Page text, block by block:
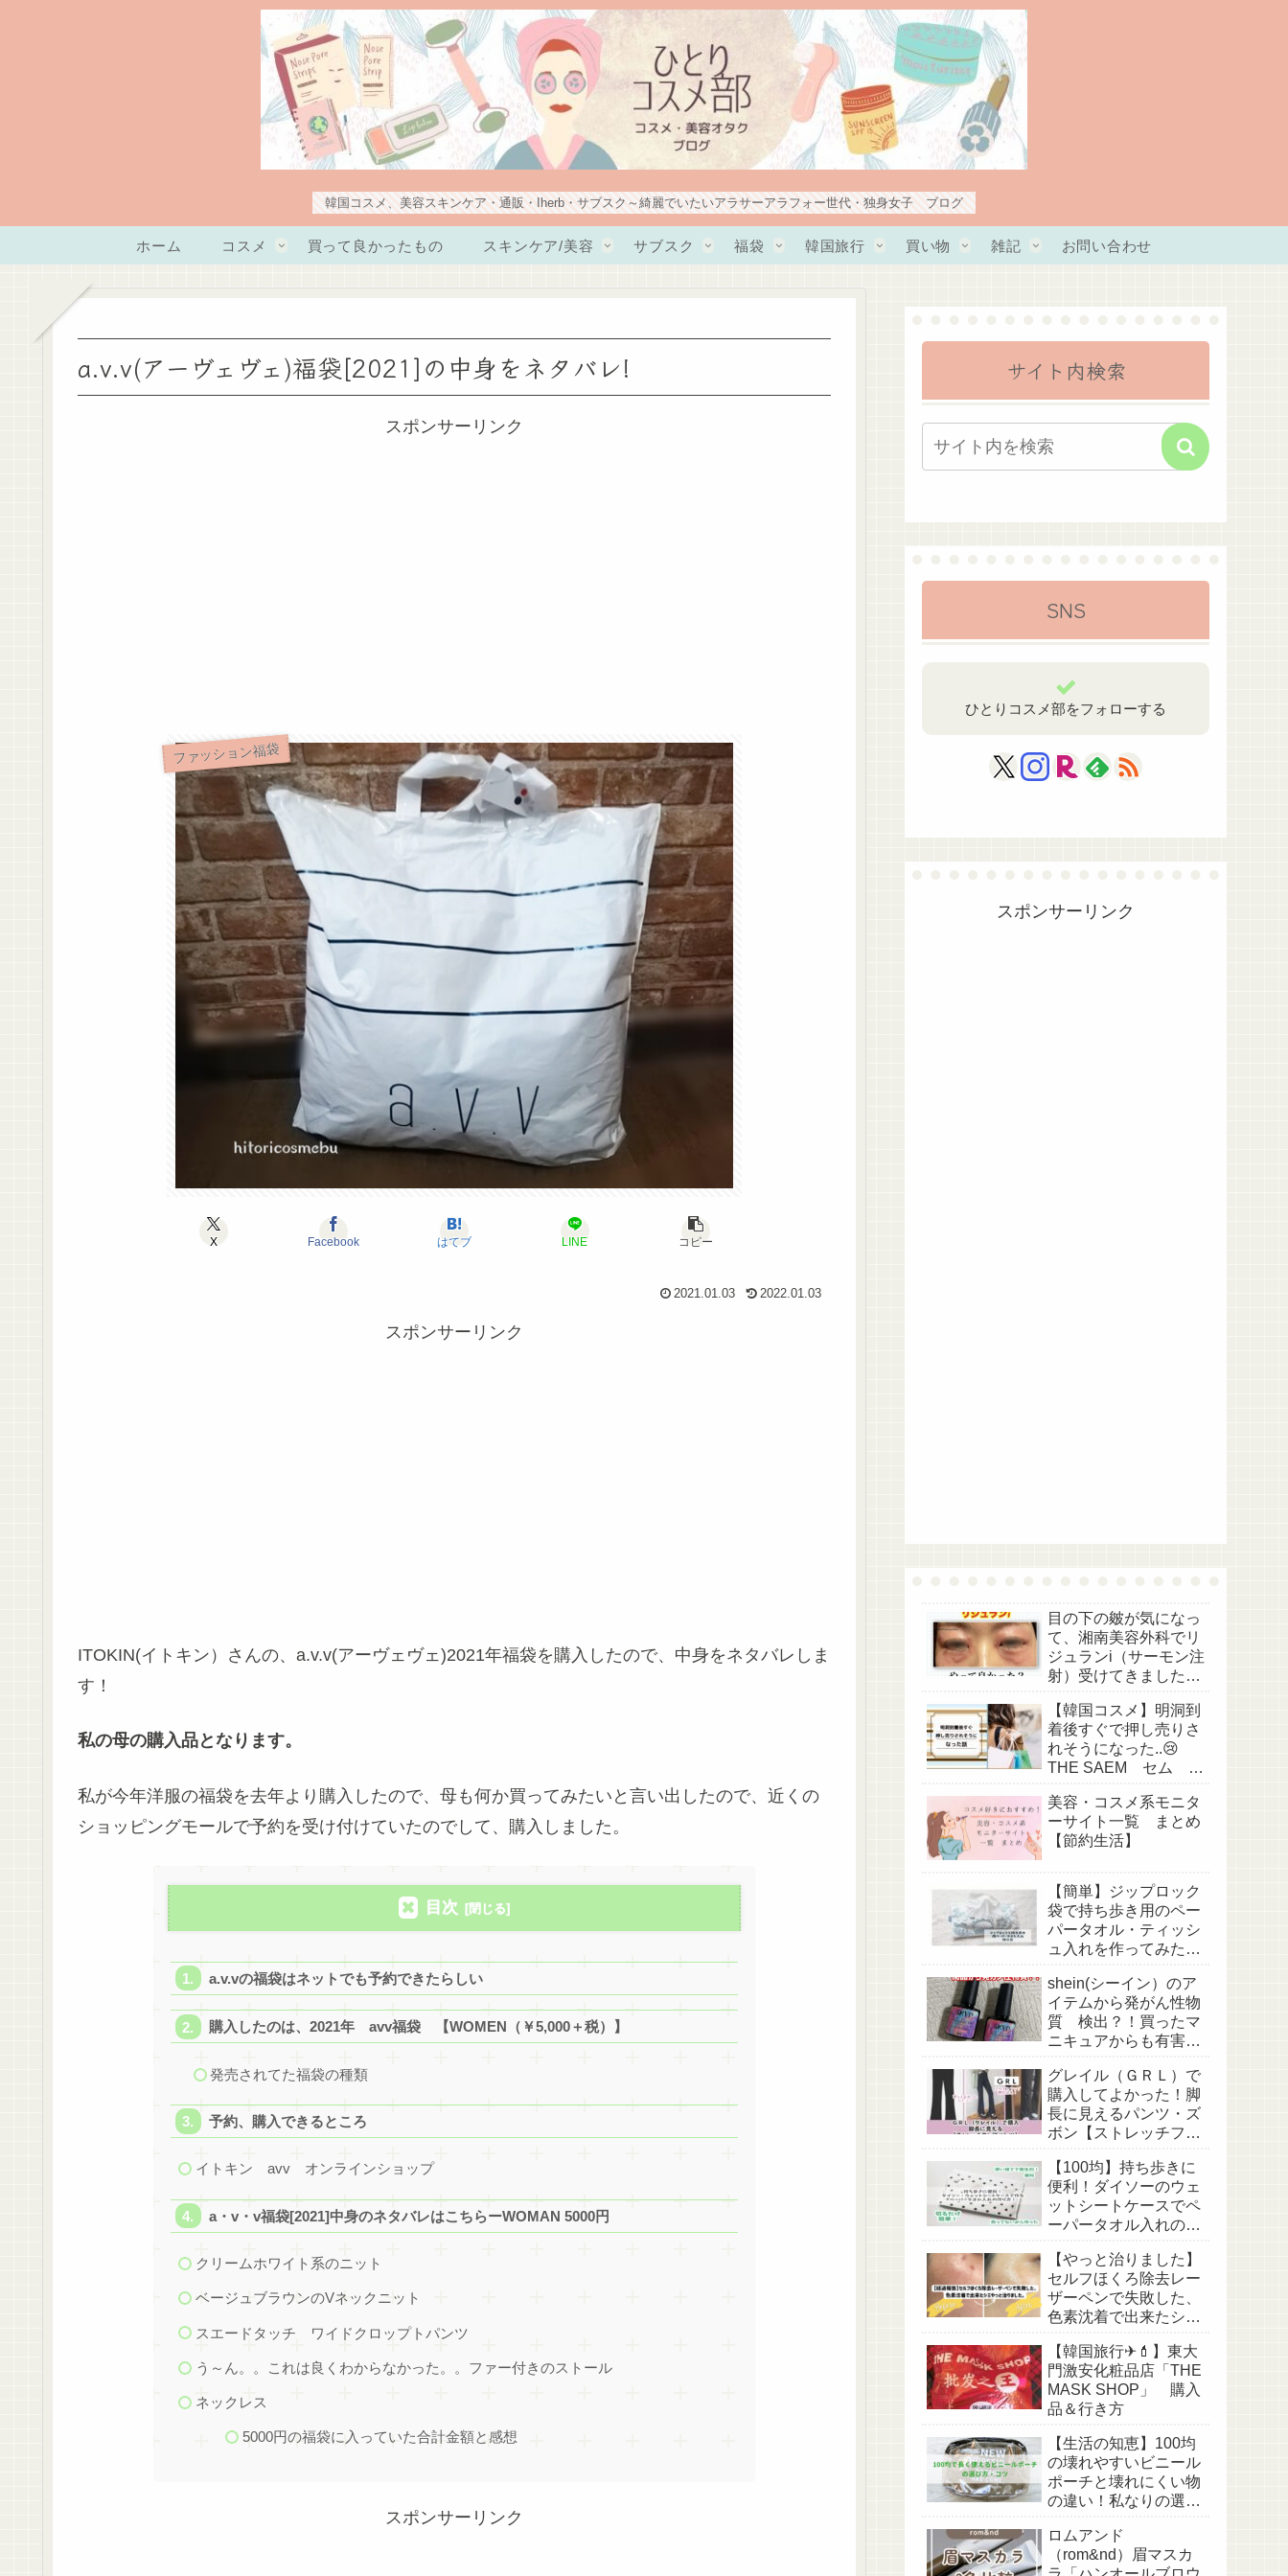
韓国コスメ、美容スキンケア・通販・Iherb・サブスク～綺麗でいたいアラサーアラフォー世代・独身女子 ブログ
ホーム コスメ 買って良かったもの スキンケア/美容 サブスク 福袋 韓国旅行 買い物 雑記 お問い合わせ
a.v.v(アーヴェヴェ)福袋[2021]の中身をネタバレ!
スポンサーリンク
ファッション福袋
X Facebook はてブ LINE コピー
2021.01.03 2022.01.03
スポンサーリンク
ITOKIN(イトキン）さんの、a.v.v(アーヴェヴェ)2021年福袋を購入したので、中身をネタバレしま
す！
私の母の購入品となります。
私が今年洋服の福袋を去年より購入したので、母も何か買ってみたいと言い出したので、近くの
ショッピングモールで予約を受け付けていたのでして、購入しました。
目次
a.v.vの福袋はネットでも予約できたらしい
購入したのは、2021年 avv福袋 【WOMEN（￥5,000＋税）】
発売されてた福袋の種類
予約、購入できるところ
イトキン avv オンラインショップ
a・v・v福袋[2021]中身のネタバレはこちらーWOMAN 5000円
クリームホワイト系のニット
ベージュブラウンのVネックニット
スエードタッチ ワイドクロップトパンツ
う～ん。。これは良くわからなかった。。ファー付きのストール
ネックレス
5000円の福袋に入っていた合計金額と感想
スポンサーリンク
サイト内検索
SNS
ひとりコスメ部をフォローする
スポンサーリンク
目の下の皴が気になっ
て、湘南美容外科でリ
ジュランi（サーモン注
射）受けてきました。
【韓国コスメ】明洞到
着後すぐで押し売りさ
れそうになった..😢
THE SAEM セム に
害＆対策）
美容・コスメ系モニタ
ーサイト一覧 まとめ
【節約生活】
【簡単】ジップロック
袋で持ち歩き用のペー
パータオル・ティッシ
ュ入れを作ってみた！
shein(シーイン）のア
イテムから発がん性物
質 検出？！買ったマ
ニキュアからも有害物
グレイル（ＧＲＬ）で
購入してよかった！脚
長に見えるパンツ・ズ
ボン【ストレッチフレ
果】
【100均】持ち歩きに
便利！ダイソーのウェ
ットシートケースでペ
ーパータオル入れの作
ア・リメイク】
【やっと治りました】
セルフほくろ除去レー
ザーペンで失敗した、
色素沈着で出来たシミ
あり】
【韓国旅行✈💄】東大
門激安化粧品店「THE
MASK SHOP」 購入
品＆行き方
【生活の知恵】100均
の壊れやすいビニール
ポーチと壊れにくい物
の違い！私なりの選び
ロムアンド
（rom&nd）眉マスカ